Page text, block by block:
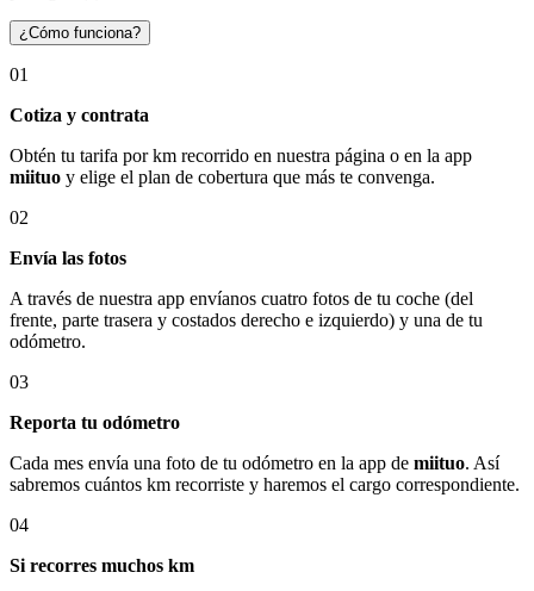
¿Cómo funciona?
01
Cotiza y contrata
Obtén tu tarifa por km recorrido en nuestra página o en la app
miituo y elige el plan de cobertura que más te convenga.
02
Envía las fotos
A través de nuestra app envíanos cuatro fotos de tu coche (del
frente, parte trasera y costados derecho e izquierdo) y una de tu
odómetro.
03
Reporta tu odómetro
Cada mes envía una foto de tu odómetro en la app de miituo. Así
sabremos cuántos km recorriste y haremos el cargo correspondiente.
04
Si recorres muchos km